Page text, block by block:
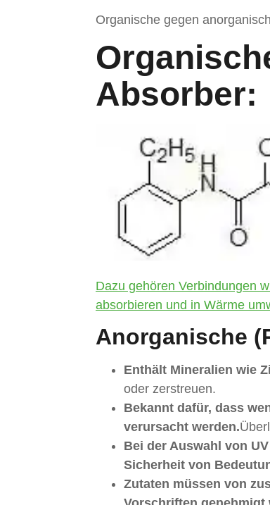
Organische gegen
Absorber:
Dazu gehören Verbindungen
absorbieren und in Wärme
Anorganische
Enthält Mineralien wie
oder zerstreuen.
Bekannt dafür, dass
verursacht werden.
Bei der Auswahl von
Sicherheit von
Zutaten müssen von